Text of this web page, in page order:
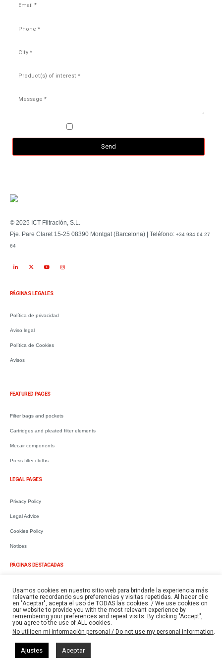
© 2025 ICT Filtración, S.L.
Pje. Pare Claret 15-25 08390 Montgat (Barcelona) | Teléfono: +34 934 64 27
64
PÁGINAS LEGALES
Política de privacidad
Aviso legal
Política de Cookies
Avisos
FEATURED PAGES
Filter bags and pockets
Cartridges and pleated filter elements
Mecair components
Press filter cloths
LEGAL PAGES
Privacy Policy
Legal Advice
Cookies Policy
Notices
PÁGINAS DESTACADAS
Mangas y bolsas filtrantes
Cartuchos y elementos filtrantes
Componentes Mecair
Telas para filtro prensa
Usamos cookies en nuestro sitio web para brindarle la experiencia más
relevante recordando sus preferencias y visitas repetidas. Al hacer clic
en "Aceptar", acepta el uso de TODAS las cookies. / We use cookies on
our website to provide you with the most relevant experience by
remembering your preferences and repeat visits. By clicking "Accept",
you agree to the use of ALL cookies.
No utilicen mi información personal / Do not use my personal information.
Ajustes Aceptar